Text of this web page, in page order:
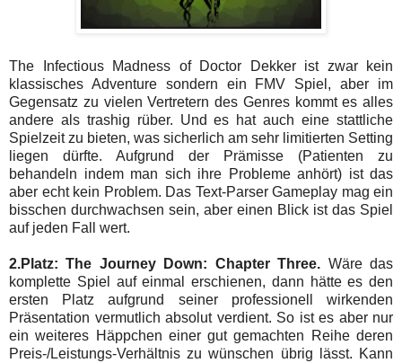
The Infectious Madness of Doctor Dekker ist zwar kein
klassisches Adventure sondern ein FMV Spiel, aber im
Gegensatz zu vielen Vertretern des Genres kommt es alles
andere als trashig rüber. Und es hat auch eine stattliche
Spielzeit zu bieten, was sicherlich am sehr limitierten Setting
liegen dürfte. Aufgrund der Prämisse (Patienten zu
behandeln indem man sich ihre Probleme anhört) ist das
aber echt kein Problem. Das Text-Parser Gameplay mag ein
bisschen durchwachsen sein, aber einen Blick ist das Spiel
auf jeden Fall wert.
2.Platz: The Journey Down: Chapter Three. Wäre das
komplette Spiel auf einmal erschienen, dann hätte es den
ersten Platz aufgrund seiner professionell wirkenden
Präsentation vermutlich absolut verdient. So ist es aber nur
ein weiteres Häppchen einer gut gemachten Reihe deren
Preis-/Leistungs-Verhältnis zu wünschen übrig lässt. Kann